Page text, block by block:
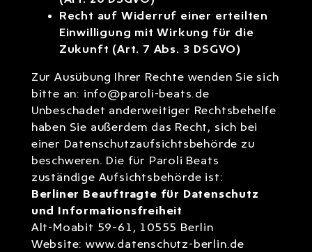
Recht auf Widerruf einer erteilten
Einwilligung mit Wirkung für die
Zukunft (Art. 7 Abs. 3 DSGVO)
Zur Ausübung Ihrer Rechte wenden Sie sich
bitte an: info@paroli-beats.de
Unbeschadet anderweitiger Rechtsbehelfe
haben Sie außerdem das Recht, sich bei
einer Datenschutzaufsichtsbehörde zu
beschweren. Die für Paroli Beats
zuständige Aufsichtsbehörde ist:
Berliner Beauftragte für Datenschutz
und Informationsfreiheit
Alt-Moabit 59–61, 10555 Berlin
Website: www.datenschutz-berlin.de